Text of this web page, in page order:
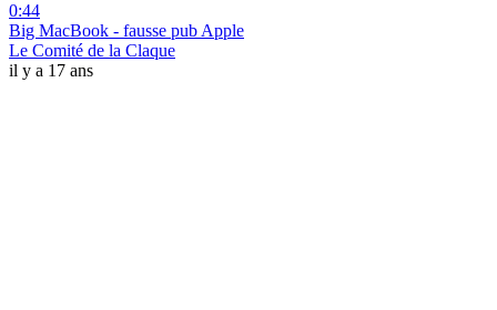
0:44
Big MacBook - fausse pub Apple
Le Comité de la Claque
il y a 17 ans